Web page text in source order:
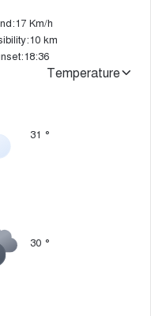
17 Km/h
10 km
18:36
Temperature
31 °
30 °